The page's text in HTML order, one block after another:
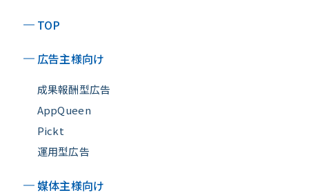
TOP
広告主様向け
成果報酬型広告
AppQueen
Pickt
運用型広告
媒体主様向け